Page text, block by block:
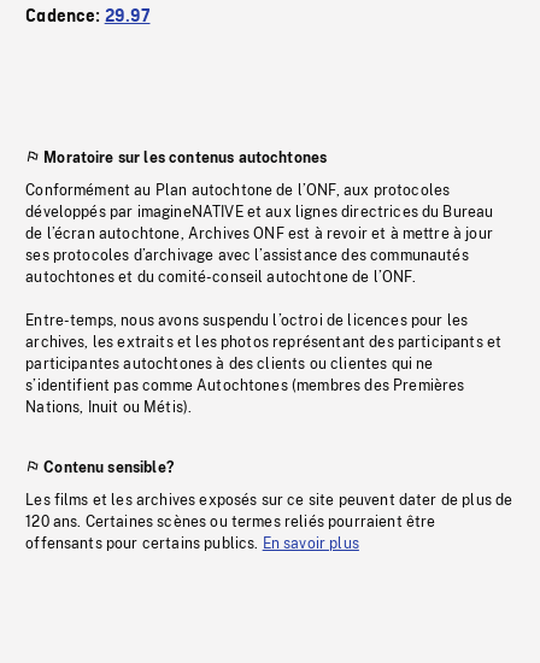
Cadence: 29.97
Moratoire sur les contenus autochtones
Conformément au Plan autochtone de l’ONF, aux protocoles
développés par imagineNATIVE et aux lignes directrices du Bureau
de l’écran autochtone, Archives ONF est à revoir et à mettre à jour
ses protocoles d’archivage avec l’assistance des communautés
autochtones et du comité-conseil autochtone de l’ONF.
Entre-temps, nous avons suspendu l’octroi de licences pour les
archives, les extraits et les photos représentant des participants et
participantes autochtones à des clients ou clientes qui ne
s’identifient pas comme Autochtones (membres des Premières
Nations, Inuit ou Métis).
Contenu sensible?
Les films et les archives exposés sur ce site peuvent dater de plus de
120 ans. Certaines scènes ou termes reliés pourraient être
offensants pour certains publics. En savoir plus